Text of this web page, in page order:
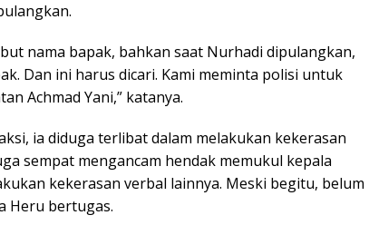
nama bapak, bahkan saat Nurhadi dipulangkan,
Dan ini harus dicari. Kami meminta polisi untuk
Achmad Yani,” katanya.
ia diduga terlibat dalam melakukan kekerasan
sempat mengancam hendak memukul kepala
kekerasan verbal lainnya. Meski begitu, belum
Heru bertugas.